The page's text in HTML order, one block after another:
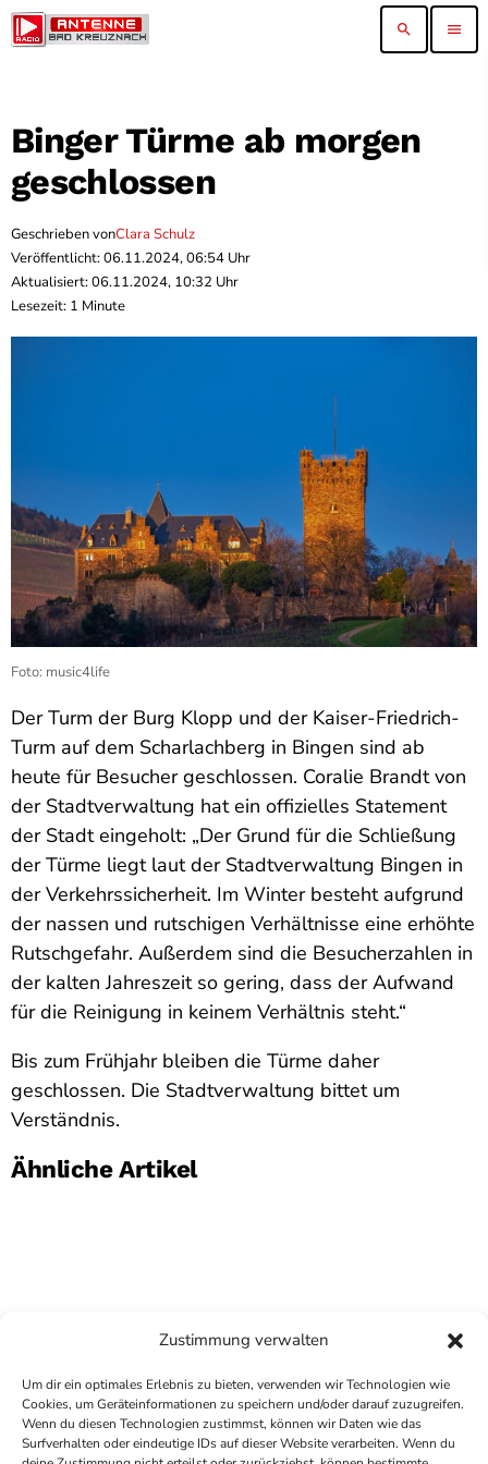
Zustimmung verwalten
Um dir ein optimales Erlebnis zu bieten, verwenden wir Technologien wie
Cookies, um Geräteinformationen zu speichern und/oder darauf zuzugreifen.
Wenn du diesen Technologien zustimmst, können wir Daten wie das
Surfverhalten oder eindeutige IDs auf dieser Website verarbeiten. Wenn du
search menu
Binger Türme ab morgen
geschlossen
Geschrieben vonClara Schulz
Veröffentlicht: 06.11.2024, 06:54 Uhr
Aktualisiert: 06.11.2024, 10:32 Uhr
Lesezeit: 1 Minute
Foto: music4life
Der Turm der Burg Klopp und der Kaiser-Friedrich-
Turm auf dem Scharlachberg in Bingen sind ab
heute für Besucher geschlossen. Coralie Brandt von
der Stadtverwaltung hat ein offizielles Statement
der Stadt eingeholt: „Der Grund für die Schließung
der Türme liegt laut der Stadtverwaltung Bingen in
der Verkehrssicherheit. Im Winter besteht aufgrund
der nassen und rutschigen Verhältnisse eine erhöhte
Rutschgefahr. Außerdem sind die Besucherzahlen in
der kalten Jahreszeit so gering, dass der Aufwand
für die Reinigung in keinem Verhältnis steht.“
Bis zum Frühjahr bleiben die Türme daher
geschlossen. Die Stadtverwaltung bittet um
Verständnis.
Ähnliche Artikel